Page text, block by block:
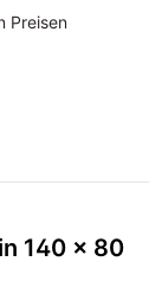
Preisen
140 x 80